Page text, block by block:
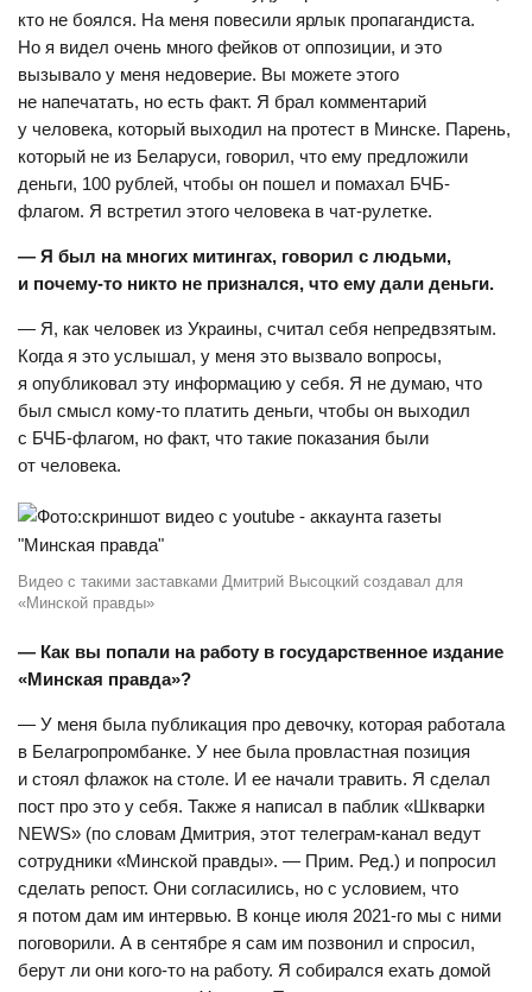
кто не боялся. На меня повесили ярлык пропагандиста.
Но я видел очень много фейков от оппозиции, и это
вызывало у меня недоверие. Вы можете этого
не напечатать, но есть факт. Я брал комментарий
у человека, который выходил на протест в Минске. Парень,
который не из Беларуси, говорил, что ему предложили
деньги, 100 рублей, чтобы он пошел и помахал БЧБ-
флагом. Я встретил этого человека в чат-рулетке.
— Я был на многих митингах, говорил с людьми,
и почему-то никто не признался, что ему дали деньги.
— Я, как человек из Украины, считал себя непредвзятым.
Когда я это услышал, у меня это вызвало вопросы,
я опубликовал эту информацию у себя. Я не думаю, что
был смысл кому-то платить деньги, чтобы он выходил
с БЧБ-флагом, но факт, что такие показания были
от человека.
Видео с такими заставками Дмитрий Высоцкий создавал для
«Минской правды»
— Как вы попали на работу в государственное издание
«Минская правда»?
— У меня была публикация про девочку, которая работала
в Белагропромбанке. У нее была провластная позиция
и стоял флажок на столе. И ее начали травить. Я сделал
пост про это у себя. Также я написал в паблик «Шкварки
NEWS» (по словам Дмитрия, этот телеграм-канал ведут
сотрудники «Минской правды». — Прим. Ред.) и попросил
сделать репост. Они согласились, но с условием, что
я потом дам им интервью. В конце июля 2021-го мы с ними
поговорили. А в сентябре я сам им позвонил и спросил,
берут ли они кого-то на работу. Я собирался ехать домой